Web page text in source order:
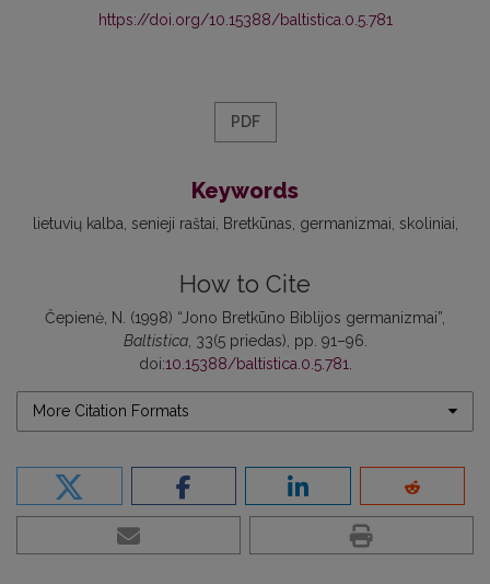
https://doi.org/10.15388/baltistica.0.5.781
PDF
Keywords
lietuvių kalba senieji raštai Bretkūnas germanizmai skoliniai
How to Cite
Čepienė, N. (1998) “Jono Bretkūno Biblijos germanizmai”,
Baltistica, 33(5 priedas), pp. 91–96.
doi:10.15388/baltistica.0.5.781
More Citation Formats